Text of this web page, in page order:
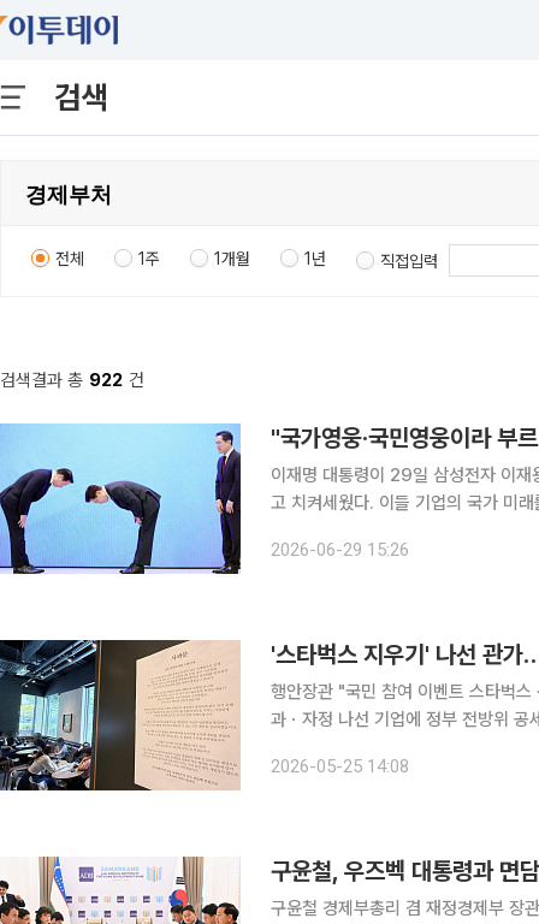
검색
전체 1주 1개월 1년 직접입력
검색결과 총 922 건
이재명 대통령이 29일 삼성전자 이
고 치켜세웠다. 이들 기업의 국가 미
함께 다졌다. 이 대통령은 이날
2026-06-29 15:26
'스타벅스 지우기' 나선 관가
행안장관 "국민 참여 이벤트 스타벅
과ㆍ자정 나선 기업에 정부 전방위 공세 “과도하다” 우려도 스
등 전방위로 스타벅스 지우기에 나서
2026-05-25 14:08
구윤철, 우즈벡 대통령과 면
구윤철 경제부총리 겸 재정경제부 장